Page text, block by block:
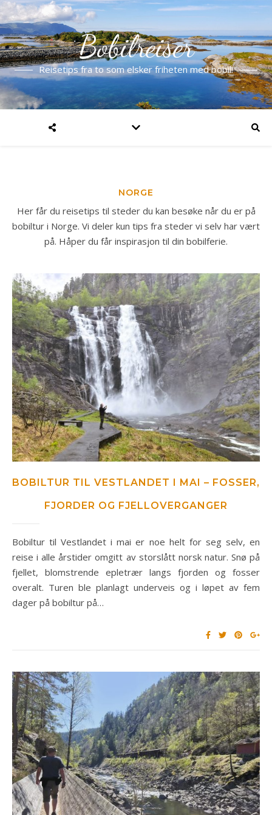
Bobilreiser
Reisetips fra to som elsker friheten med bobil!
NORGE
Her får du reisetips til steder du kan besøke når du er på
bobiltur i Norge. Vi deler kun tips fra steder vi selv har vært
på. Håper du får inspirasjon til din bobilferie.
BOBILTUR TIL VESTLANDET I MAI – FOSSER,
FJORDER OG FJELLOVERGANGER
Bobiltur til Vestlandet i mai er noe helt for seg selv, en
reise i alle årstider omgitt av storslått norsk natur. Snø på
fjellet, blomstrende epletrær langs fjorden og fosser
overalt. Turen ble planlagt underveis og i løpet av fem
dager på bobiltur på…